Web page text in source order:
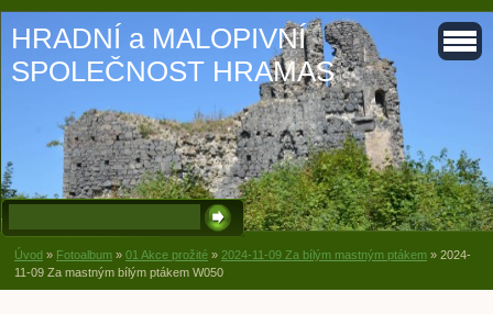
HRADNÍ a MALOPIVNÍ
SPOLEČNOST HRAMAS
Úvod » Fotoalbum » 01 Akce prožité » 2024-11-09 Za bílým mastným ptákem » 2024-
11-09 Za mastným bílým ptákem W050